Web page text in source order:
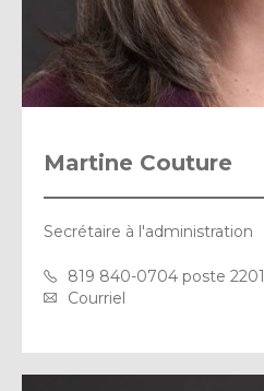
Martine Couture
Secrétaire à l'administration
819 840-0704 poste 2201
Courriel